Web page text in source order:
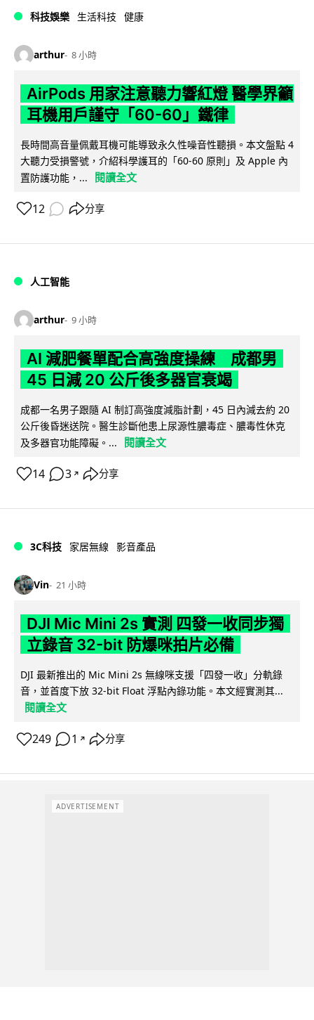
科技娛樂 生活科技 健康
arthur 8 小時
AirPods 用家注意聽力響紅燈 醫學界籲
耳機用戶謹守「60-60」鐵律
長時間高音量佩戴耳機可能導致永久性噪音性聽損。本文盤點 4
大聽力受損警號，介紹科學護耳的「60-60 原則」及 Apple 內
置防護功能，...
閱讀全文
12 分享
人工智能
arthur 9 小時
AI 減肥餐單配合高強度操練 成都男
45 日減 20 公斤後多器官衰竭
成都一名男子跟隨 AI 制訂高強度減脂計劃，45 日內減去約 20
公斤後昏迷送院。醫生診斷他患上尿源性膿毒症、膿毒性休克
及多器官功能障礙。...
閱讀全文
14 3 ↗ 分享
3C科技 家居無線 影音產品
Vin 21 小時
DJI Mic Mini 2s 實測 四發一收同步獨
立錄音 32-bit 防爆咪拍片必備
DJI 最新推出的 Mic Mini 2s 無線咪支援「四發一收」分軌錄
音，並首度下放 32-bit Float 浮點內錄功能。本文經實測其...
閱讀全文
249 1 ↗ 分享
ADVERTISEMENT